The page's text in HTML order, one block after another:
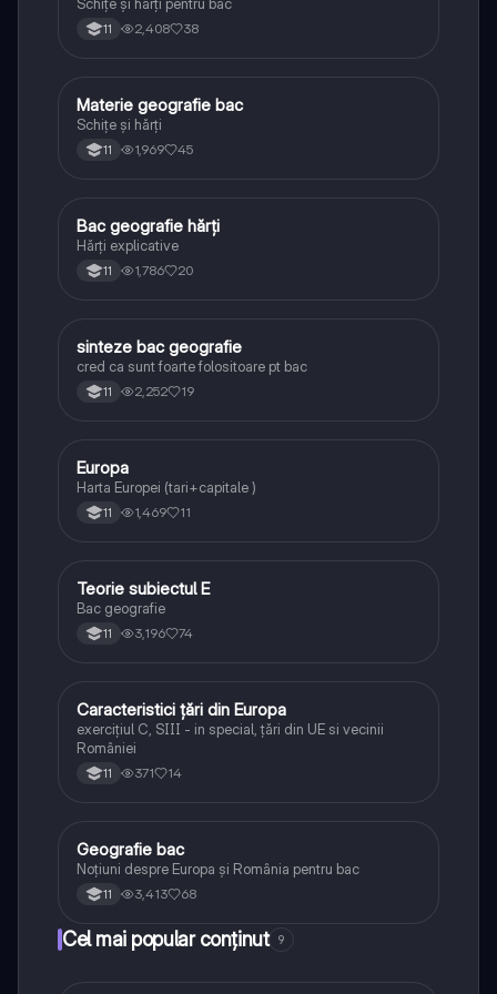
11 2,408 38
Geografie
Materie geografie bac
Schițe și hărți
11 1,969 45
Geografie
Bac geografie hărți
Hărți explicative
11 1,786 20
Geografie
sinteze bac geografie
cred ca sunt foarte folositoare pt bac
11 2,252 19
Geografie
Europa
Harta Europei (tari+capitale )
11 1,469 11
Geografie
Teorie subiectul E
Bac geografie
11 3,196 74
Geografie
Caracteristici țări din Europa
exercițiul C, SIII - in special, țări din UE si vecinii
României
11 371 14
Geografie
Geografie bac
Noțiuni despre Europa și România pentru bac
11 3,413 68
Cel mai popular conținut 9